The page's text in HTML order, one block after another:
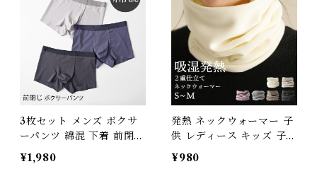
パンツ 綿 コットン グレー
L~4XL 3枚組 J-88580-3
P スイモク【水沐良品】
ー ネイビー J-90410 スイ
モク【水沐良品】
3枚セット メンズ ボクサ
ーパンツ 綿混 下着 前閉じ
綿たっぷり 男性用 無地 シ
ンプル 伸縮性 ストレッチ
¥1,980
発熱 ネックウォーマー 子
供 レディース キッズ 子供
用 2重仕立て 肌に優しい
素材 暖かい スヌード マフ
¥980